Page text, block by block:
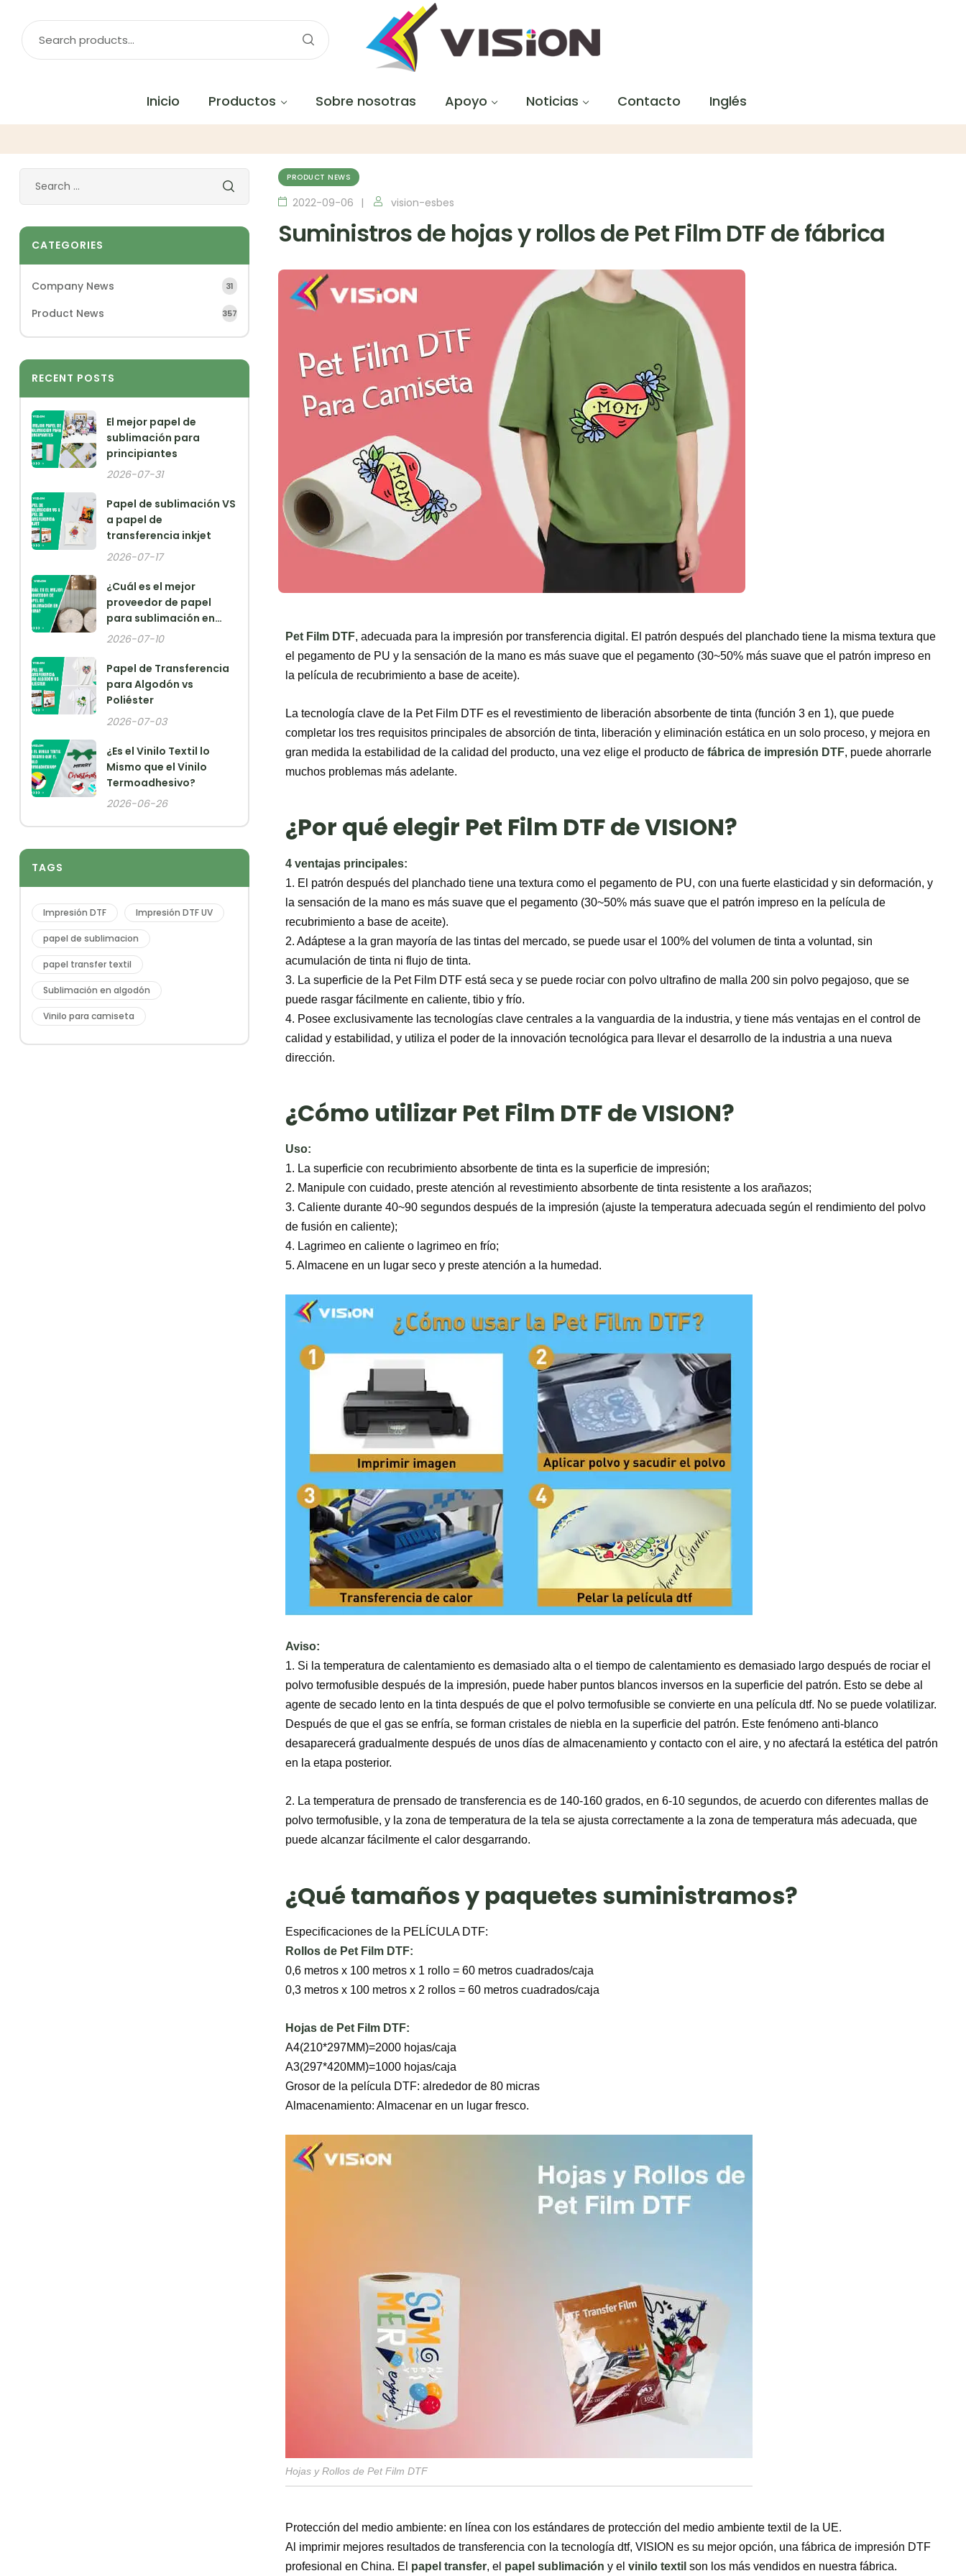
Inicio Productos Sobre nosotras Apoyo Noticias Contacto Inglés
PRODUCT NEWS
2022-09-06 vision-esbes
Suministros de hojas y rollos de Pet Film DTF de fábrica
Pet Film DTF, adecuada para la impresión por transferencia digital. El patrón después del planchado tiene la misma textura que
el pegamento de PU y la sensación de la mano es más suave que el pegamento (30~50% más suave que el patrón impreso en
la película de recubrimiento a base de aceite).
La tecnología clave de la Pet Film DTF es el revestimiento de liberación absorbente de tinta (función 3 en 1), que puede
completar los tres requisitos principales de absorción de tinta, liberación y eliminación estática en un solo proceso, y mejora en
gran medida la estabilidad de la calidad del producto, una vez elige el producto de fábrica de impresión DTF, puede ahorrarle
muchos problemas más adelante.
¿Por qué elegir Pet Film DTF de VISION?
4 ventajas principales:
1. El patrón después del planchado tiene una textura como el pegamento de PU, con una fuerte elasticidad y sin deformación, y
la sensación de la mano es más suave que el pegamento (30~50% más suave que el patrón impreso en la película de
recubrimiento a base de aceite).
2. Adáptese a la gran mayoría de las tintas del mercado, se puede usar el 100% del volumen de tinta a voluntad, sin
acumulación de tinta ni flujo de tinta.
3. La superficie de la Pet Film DTF está seca y se puede rociar con polvo ultrafino de malla 200 sin polvo pegajoso, que se
puede rasgar fácilmente en caliente, tibio y frío.
4. Posee exclusivamente las tecnologías clave centrales a la vanguardia de la industria, y tiene más ventajas en el control de
calidad y estabilidad, y utiliza el poder de la innovación tecnológica para llevar el desarrollo de la industria a una nueva
dirección.
¿Cómo utilizar Pet Film DTF de VISION?
Uso:
1. La superficie con recubrimiento absorbente de tinta es la superficie de impresión;
2. Manipule con cuidado, preste atención al revestimiento absorbente de tinta resistente a los arañazos;
3. Caliente durante 40~90 segundos después de la impresión (ajuste la temperatura adecuada según el rendimiento del polvo
de fusión en caliente);
4. Lagrimeo en caliente o lagrimeo en frío;
5. Almacene en un lugar seco y preste atención a la humedad.
Aviso:
1. Si la temperatura de calentamiento es demasiado alta o el tiempo de calentamiento es demasiado largo después de rociar el
polvo termofusible después de la impresión, puede haber puntos blancos inversos en la superficie del patrón. Esto se debe al
agente de secado lento en la tinta después de que el polvo termofusible se convierte en una película dtf. No se puede volatilizar.
Después de que el gas se enfría, se forman cristales de niebla en la superficie del patrón. Este fenómeno anti-blanco
desaparecerá gradualmente después de unos días de almacenamiento y contacto con el aire, y no afectará la estética del patrón
en la etapa posterior.
2. La temperatura de prensado de transferencia es de 140-160 grados, en 6-10 segundos, de acuerdo con diferentes mallas de
polvo termofusible, y la zona de temperatura de la tela se ajusta correctamente a la zona de temperatura más adecuada, que
puede alcanzar fácilmente el calor desgarrando.
¿Qué tamaños y paquetes suministramos?
Especificaciones de la PELÍCULA DTF:
Rollos de Pet Film DTF:
0,6 metros x 100 metros x 1 rollo = 60 metros cuadrados/caja
0,3 metros x 100 metros x 2 rollos = 60 metros cuadrados/caja
Hojas de Pet Film DTF:
A4(210*297MM)=2000 hojas/caja
A3(297*420MM)=1000 hojas/caja
Grosor de la película DTF: alrededor de 80 micras
Almacenamiento: Almacenar en un lugar fresco.
Hojas y Rollos de Pet Film DTF
Protección del medio ambiente: en línea con los estándares de protección del medio ambiente textil de la UE.
Al imprimir mejores resultados de transferencia con la tecnología dtf, VISION es su mejor opción, una fábrica de impresión DTF
profesional en China. El papel transfer, el papel sublimación y el vinilo textil son los más vendidos en nuestra fábrica.
CATEGORIES
Company News 31
Product News 357
RECENT POSTS
El mejor papel de
sublimación para
principiantes
2026-07-31
Papel de sublimación VS
a papel de
transferencia inkjet
2026-07-17
¿Cuál es el mejor
proveedor de papel
para sublimación en
China?
2026-07-10
Papel de Transferencia
para Algodón vs
Poliéster
2026-07-03
¿Es el Vinilo Textil lo
Mismo que el Vinilo
Termoadhesivo?
2026-06-26
TAGS
Impresión DTF Impresión DTF UV
papel de sublimacion
papel transfer textil
Sublimación en algodón
Vinilo para camiseta